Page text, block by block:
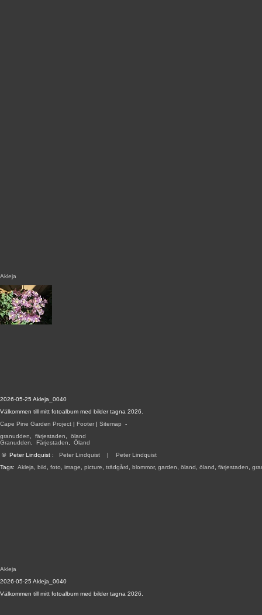
2026-05-25 Akleja_0040
Välkommen till mitt fotoalbum med bilder tagna 2026.
Cape Pine Garden Project | Footer | Sitemap -
granudden
färjestaden
öland
Granudden
Färjestaden
Öland
© Peter Lindquist : Peter Lindquist | Peter Lindquist
Tags: Akleja bild foto image picture trädgård blommor, garden öland öland färjestaden
Akleja
Akleja
2026-05-25 Akleja_0040
Välkommen till mitt fotoalbum med bilder tagna 2026.